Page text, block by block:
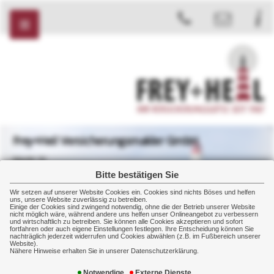
Bitte bestätigen Sie
Wir setzen auf unserer Website Cookies ein. Cookies sind nichts Böses und helfen
uns, unsere Website zuverlässig zu betreiben.
Einige der Cookies sind zwingend notwendig, ohne die der Betrieb unserer Website
nicht möglich wäre, während andere uns helfen unser Onlineangebot zu verbessern
und wirtschaftlich zu betreiben. Sie können alle Cookies akzeptieren und sofort
fortfahren oder auch eigene Einstellungen festlegen. Ihre Entscheidung können Sie
nachträglich jederzeit widerrufen und Cookies abwählen (z.B. im Fußbereich unserer
Website).
Nähere Hinweise erhalten Sie in unserer Datenschutzerklärung.
Frey+Heil Versicherungsmakler GmbH
Markt 32
+49 3761 2007
+49 3761 2008
Rechner Rentenbedarfsrechner